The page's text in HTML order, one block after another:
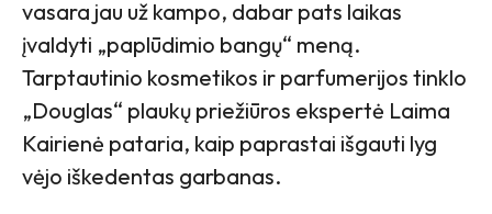
vasara jau už kampo, dabar pats laikas
įvaldyti „paplūdimio bangų“ meną.
Tarptautinio kosmetikos ir parfumerijos tinklo
„Douglas“ plaukų priežiūros ekspertė Laima
Kairienė pataria, kaip paprastai išgauti lyg
vėjo iškedentas garbanas.